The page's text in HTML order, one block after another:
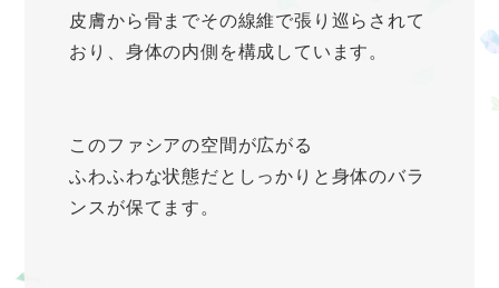
皮膚から骨までその線維で張り巡らされて
おり、身体の内側を構成しています。
このファシアの空間が広がる
ふわふわな状態だとしっかりと身体のバラ
ンスが保てます。